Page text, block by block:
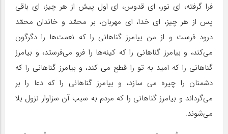
فرا گرفته، ای نور، اى قدوس، اى اول پیش از هر چیز، اى باقى
پس از هر چیز، اى خدا، اى مهربان، بر محمّد و خاندان محمّد
درود فرست و از من بیامرز گناهانى را که نعمت‌ها را دگرگون
مى‌کند، و بیامرز گناهانى را که کینه‌ها را فرو مى‌فرستد، و بیامرز
گناهانى را که امید به تو را قطع مى کند، و بیامرز گناهانى را که
دشمنان را چیره می سازد، و بیامرز گناهانى را که دعا را بر
مى‌گرداند و بیامرز گناهانى را که مردم به سبب آن سزاوار نزول بلا
مى‌شوند.